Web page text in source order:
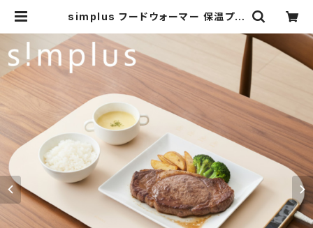
simplus フードウォーマー 保温プレ
食事マット シリコン製 防水 10秒急速
加熱 60~100℃ 3段階温度調節 折
り畳み式 家庭用 操作簡単 お手入れ
簡単 シンプラス SP-HWP01 食品保
温機 | simplus シンプラス Officia
l Store